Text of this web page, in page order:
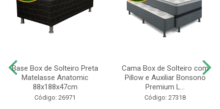
Base Box de Solteiro Preta
Matelasse Anatomic
88x188x47cm
Código: 26971
Cama Box de Solteiro com
Pillow e Auxiliar Bonsono
Premium L...
Código: 27318